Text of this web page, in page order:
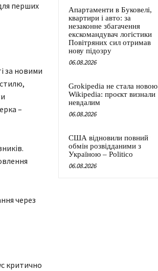
перших
за новими
–
через
критично
Апартаменти в Буковелі,
квартири і авто: за
незаконне збагачення
екскомандувач логістики
Повітряних сил отримав
нову підозру
06.08.2026
Grokipedia не стала новою
Wikipedia: проєкт визнали
невдалим
06.08.2026
США відновили повний
обмін розвідданими з
Україною – Politico
06.08.2026